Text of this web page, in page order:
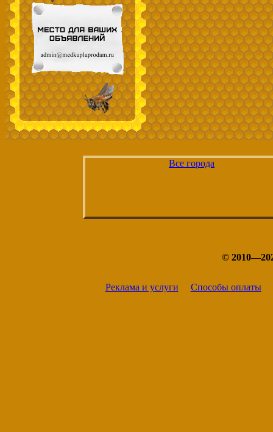
Все города
©
Реклама и услуги Способы оплаты